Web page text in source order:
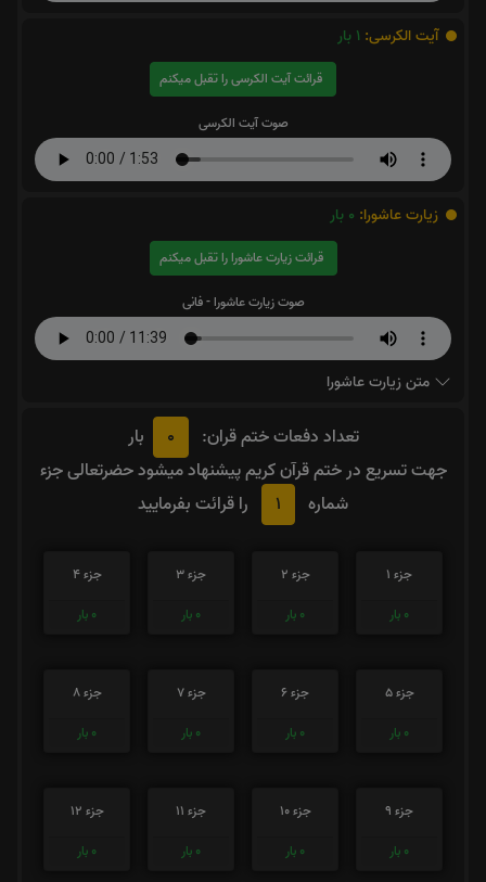
آیت الکرسی: 1 بار
قرائت آیت الکرسی را تقبل میکنم
صوت آیت الکرسی
زیارت عاشورا: 0 بار
قرائت زیارت عاشورا را تقبل میکنم
صوت زیارت عاشورا - فانی
متن زیارت عاشورا
تعداد دفعات ختم قران: 0
بار
جهت تسریع در ختم قرآن کریم پیشنهاد میشود حضرتعالی جزء
شماره
1 را قرائت بفرمایید
جزء 1
0 بار
جزء 2
0 بار
جزء 3
0 بار
جزء 4
0 بار
جزء 5
0 بار
جزء 6
0 بار
جزء 7
0 بار
جزء 8
0 بار
جزء 9
0 بار
جزء 10
0 بار
جزء 11
0 بار
جزء 12
0 بار